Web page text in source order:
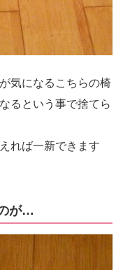
気になるこちらの椅
るという事で捨てら
れば一新できます
が…